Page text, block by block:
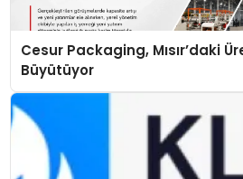
Cesur Packaging, Mısır’daki
Büyütüyor